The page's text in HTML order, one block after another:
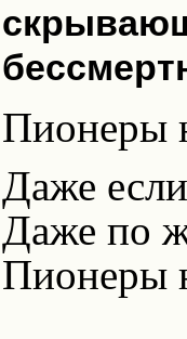
Пионеры
Даже
Даже по
Пионеры